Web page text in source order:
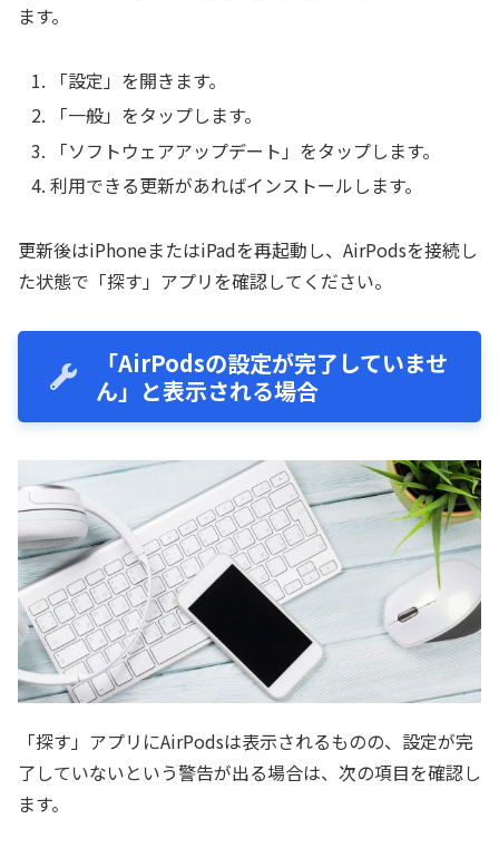
ます。
「設定」を開きます。
「一般」をタップします。
「ソフトウェアアップデート」をタップします。
利用できる更新があればインストールします。
更新後はiPhoneまたはiPadを再起動し、AirPodsを接続し
た状態で「探す」アプリを確認してください。
「AirPodsの設定が完了していませ
ん」と表示される場合
「探す」アプリにAirPodsは表示されるものの、設定が完
了していないという警告が出る場合は、次の項目を確認し
ます。